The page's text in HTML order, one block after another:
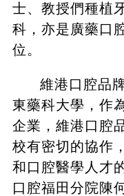
士、教授們種植
科，亦是廣藥口
位。
維港口腔品
東藥科大學，作
企業，維港口腔
校有密切的協作
和口腔醫學人才
口腔福田分院陳